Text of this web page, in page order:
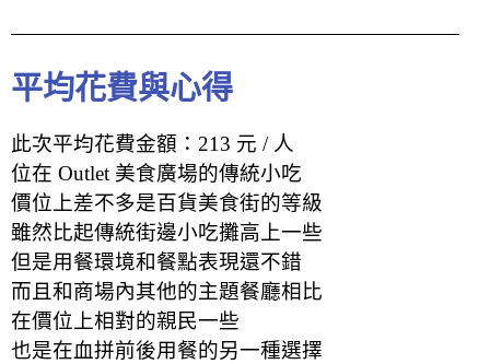
平均花費與心得
此次平均花費金額：213 元 / 人
位在 Outlet 美食廣場的傳統小吃
價位上差不多是百貨美食街的等級
雖然比起傳統街邊小吃攤高上一些
但是用餐環境和餐點表現還不錯
而且和商場內其他的主題餐廳相比
在價位上相對的親民一些
也是在血拼前後用餐的另一種選擇